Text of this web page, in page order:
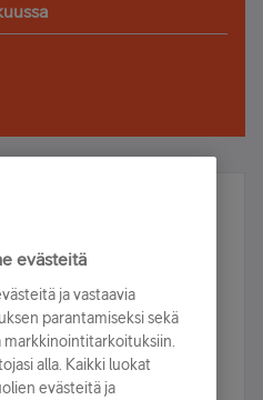
ja voita!
mukana arvonnassa.
evästeitä
ja vastaavia
parantamiseksi sekä
alla. Kaikki luokat
evästeitä ja